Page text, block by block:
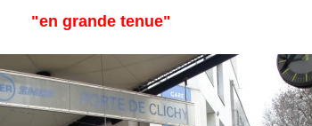
"en grande tenue"